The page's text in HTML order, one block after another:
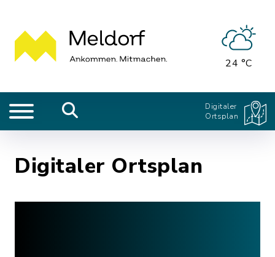
24 °C
Digitaler
Ortsplan
Digitaler Ortsplan